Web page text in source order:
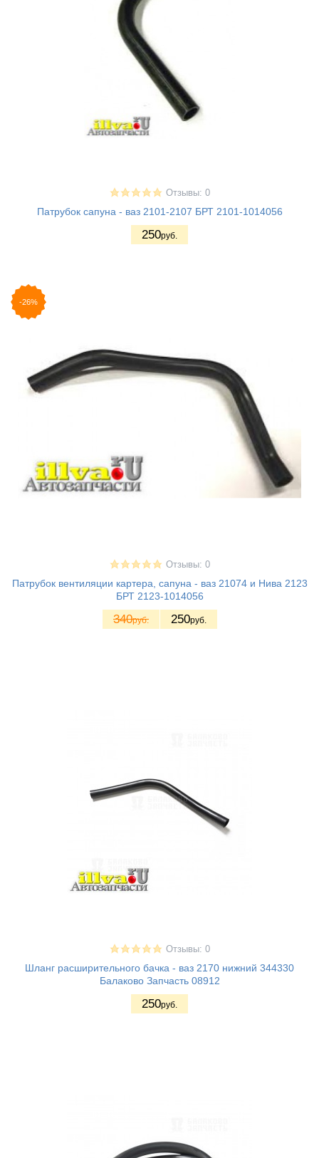
Отзывы: 0
Патрубок сапуна - ваз 2101-2107 БРТ 2101-1014056
250руб.
-26%
Отзывы: 0
Патрубок вентиляции картера, сапуна - ваз 21074 и Нива 2123
БРТ 2123-1014056
340руб. 250руб.
Отзывы: 0
Шланг расширительного бачка - ваз 2170 нижний 344330
Балаково Запчасть 08912
250руб.